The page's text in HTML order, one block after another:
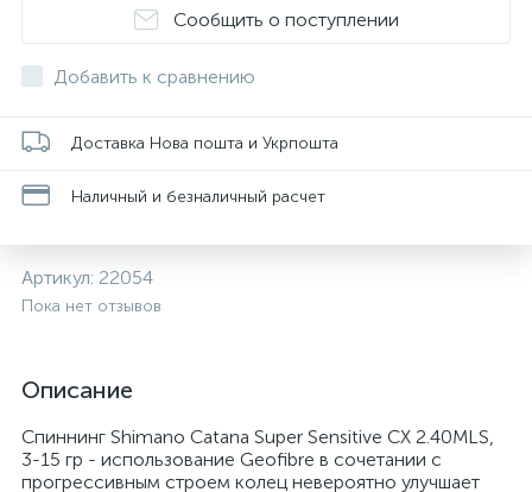
Сообщить о поступлении
Добавить к сравнению
Доставка Нова пошта и Укрпошта
Наличный и безналичный расчет
Артикул: 22054
Пока нет отзывов
Описание
Спиннинг Shimano Catana Super Sensitive CX 2.40MLS,
3-15 гр - использование Geofibre в сочетании с
прогрессивным строем колец невероятно улучшает